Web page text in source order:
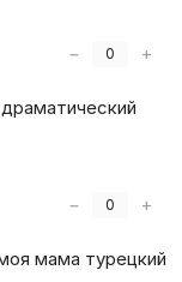
− 0 +
− 0 +
мама турецкий